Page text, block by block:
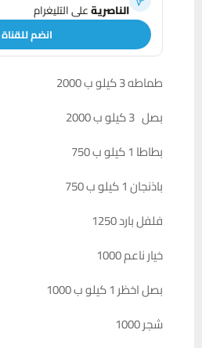
الناصريةعلى التليغرام
انضم للقناة
طماطه 3 كيلو ب 2000
بصل 3 كيلو ب 2000
بطاطا 1 كيلو ب 750
باذنجان 1 كيلو ب 750
فلفل بارد 1250
خيار ناعم 1000
بصل اخظر 1 كيلو ب 1000
شجر 1000